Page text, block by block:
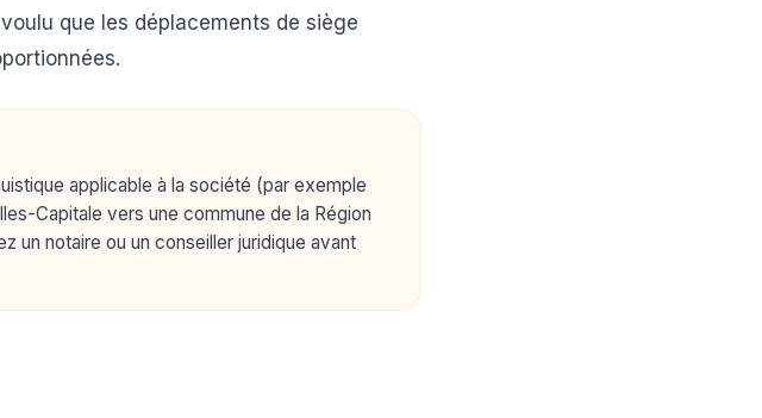
que les déplacements de siège
applicable à la société (par exemple
Capitale vers une commune de la Région
un notaire ou un conseiller juridique avant